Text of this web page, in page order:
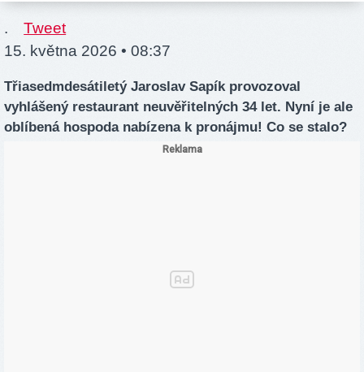
.
Tweet
15. května 2026 • 08:37
Třiasedmdesátiletý Jaroslav Sapík provozoval
vyhlášený restaurant neuvěřitelných 34 let. Nyní je ale
oblíbená hospoda nabízena k pronájmu! Co se stalo?